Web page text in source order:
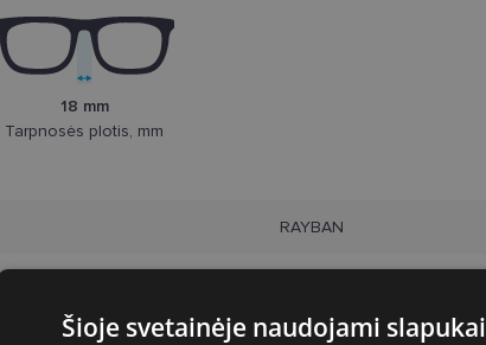
18 mm
Tarpnosės plotis, mm
RAYBAN
XL
Šioje svetainėje naudojami slapukai